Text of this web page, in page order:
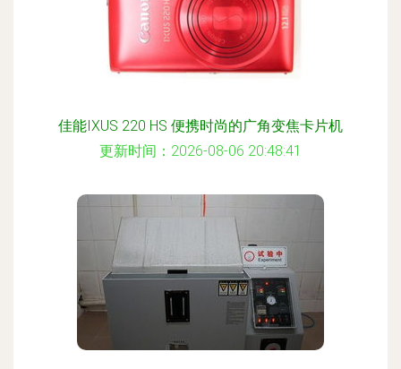
佳能IXUS 220 HS 便携时尚的广角变焦卡片机
更新时间：2026-08-06 20:48:41